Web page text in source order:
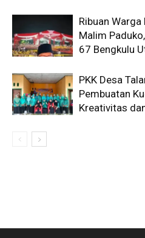
Ribuan
Malim
67 Bengkulu
PKK Desa
Pembuatan
Kreativitas